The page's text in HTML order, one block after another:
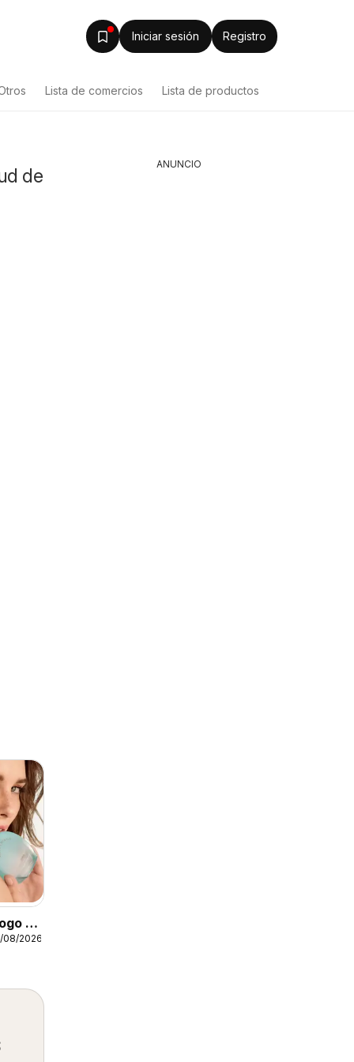
Iniciar sesión Registro
Lista de comercios Lista de productos
de
-
08/2026
ANUNCIO